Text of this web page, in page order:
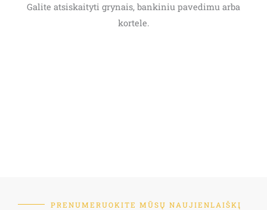
Galite atsiskaityti grynais, bankiniu pavedimu arba
kortele.
PRENUMERUOKITE MŪSŲ NAUJIENLAIŠKĮ